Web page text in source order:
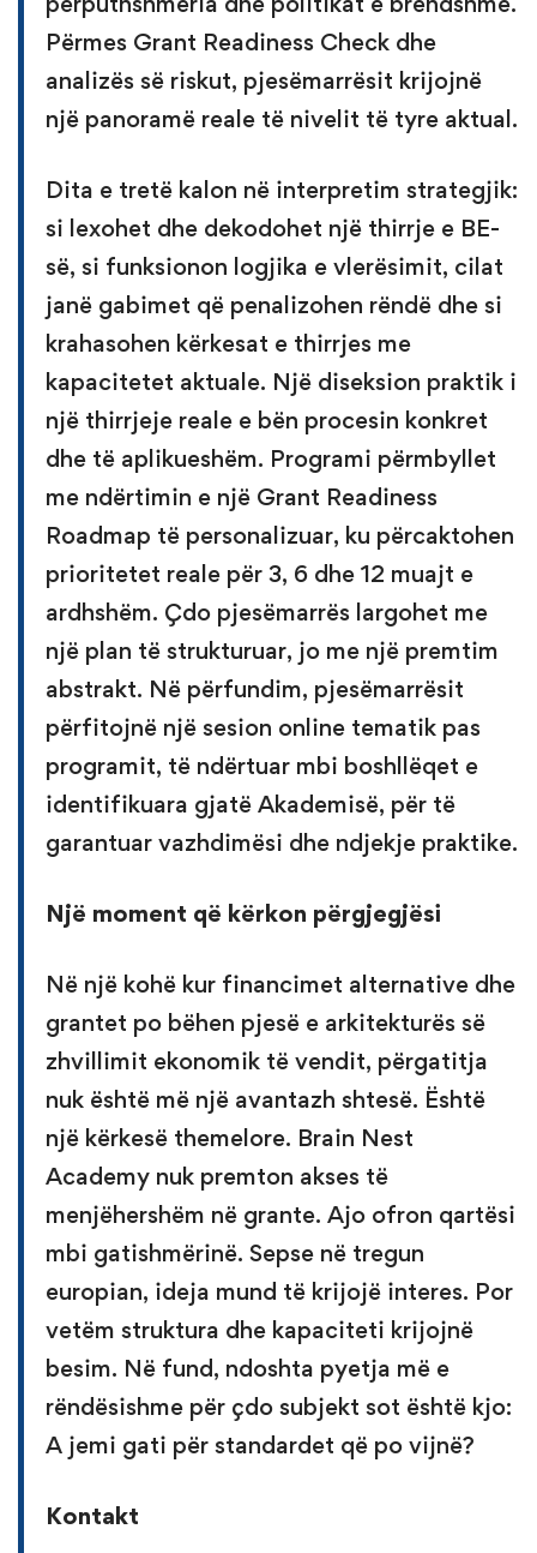
Përmes Grant Readiness Check dhe
analizës së riskut, pjesëmarrësit krijojnë
një panoramë reale të nivelit të tyre aktual.
Dita e tretë kalon në interpretim strategjik:
si lexohet dhe dekodohet një thirrje e BE-
së, si funksionon logjika e vlerësimit, cilat
janë gabimet që penalizohen rëndë dhe si
krahasohen kërkesat e thirrjes me
kapacitetet aktuale. Një diseksion praktik i
një thirrjeje reale e bën procesin konkret
dhe të aplikueshëm. Programi përmbyllet
me ndërtimin e një Grant Readiness
Roadmap të personalizuar, ku përcaktohen
prioritetet reale për 3, 6 dhe 12 muajt e
ardhshëm. Çdo pjesëmarrës largohet me
një plan të strukturuar, jo me një premtim
abstrakt. Në përfundim, pjesëmarrësit
përfitojnë një sesion online tematik pas
programit, të ndërtuar mbi boshllëqet e
identifikuara gjatë Akademisë, për të
garantuar vazhdimësi dhe ndjekje praktike.
Një moment që kërkon përgjegjësi
Në një kohë kur financimet alternative dhe
grantet po bëhen pjesë e arkitekturës së
zhvillimit ekonomik të vendit, përgatitja
nuk është më një avantazh shtesë. Është
një kërkesë themelore. Brain Nest
Academy nuk premton akses të
menjëhershëm në grante. Ajo ofron qartësi
mbi gatishmërinë. Sepse në tregun
europian, ideja mund të krijojë interes. Por
vetëm struktura dhe kapaciteti krijojnë
besim. Në fund, ndoshta pyetja më e
rëndësishme për çdo subjekt sot është kjo:
A jemi gati për standardet që po vijnë?
Kontakt